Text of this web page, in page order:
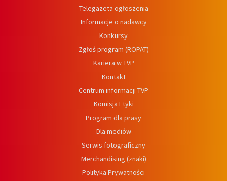
Telegazeta ogłoszenia
Informacje o nadawcy
Konkursy
Zgłoś program (ROPAT)
Kariera w TVP
Kontakt
Centrum informacji TVP
Komisja Etyki
Program dla prasy
Dla mediów
Serwis fotograficzny
Merchandising (znaki)
Polityka Prywatności